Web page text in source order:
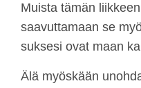
Muista tämän
saavuttamaan se
suksesi ovat maan
Älä myöskään